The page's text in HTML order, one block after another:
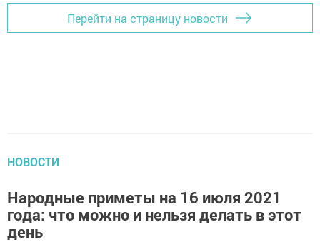
Перейти на страницу новости
НОВОСТИ
Народные приметы на 16 июля 2021
года: что можно и нельзя делать в этот
день